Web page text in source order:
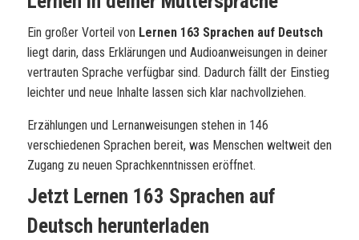
Ein großer Vorteil von Lernen 163 Sprachen auf Deutsch
liegt darin, dass Erklärungen und Audioanweisungen in deiner
vertrauten Sprache verfügbar sind. Dadurch fällt der Einstieg
leichter und neue Inhalte lassen sich klar nachvollziehen.
Erzählungen und Lernanweisungen stehen in 146
verschiedenen Sprachen bereit, was Menschen weltweit den
Zugang zu neuen Sprachkenntnissen eröffnet.
Jetzt Lernen 163 Sprachen auf
Deutsch herunterladen